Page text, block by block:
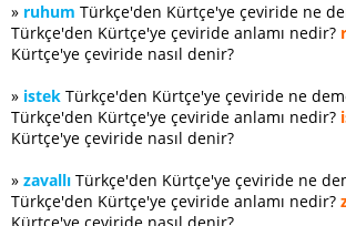
» ruhum Türkçe'den Kürtçe'ye çeviride ne
Türkçe'den Kürtçe'ye çeviride anlamı nedir?
Kürtçe'ye çeviride nasıl denir?
» istek Türkçe'den Kürtçe'ye çeviride ne
Türkçe'den Kürtçe'ye çeviride anlamı nedir?
Kürtçe'ye çeviride nasıl denir?
» zavallı Türkçe'den Kürtçe'ye çeviride ne
Türkçe'den Kürtçe'ye çeviride anlamı nedir?